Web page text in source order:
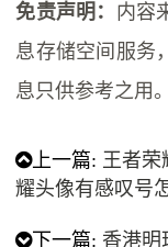
免责声明： 内容
息存储空间服务
息只供参考之用。
上一篇: 王者荣
耀头像有感叹号
下一篇: 香港明